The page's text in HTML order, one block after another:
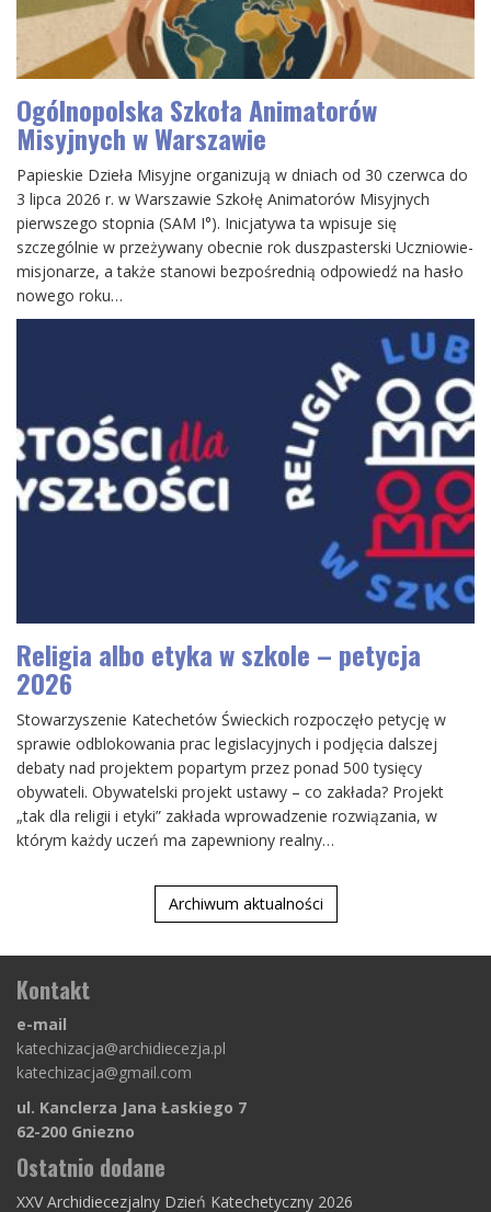
Ogólnopolska Szkoła Animatorów
Misyjnych w Warszawie
Papieskie Dzieła Misyjne organizują w dniach od 30 czerwca do
3 lipca 2026 r. w Warszawie Szkołę Animatorów Misyjnych
pierwszego stopnia (SAM I°). Inicjatywa ta wpisuje się
szczególnie w przeżywany obecnie rok duszpasterski Uczniowie-
misjonarze, a także stanowi bezpośrednią odpowiedź na hasło
nowego roku…
Religia albo etyka w szkole – petycja
2026
Stowarzyszenie Katechetów Świeckich rozpoczęło petycję w
sprawie odblokowania prac legislacyjnych i podjęcia dalszej
debaty nad projektem popartym przez ponad 500 tysięcy
obywateli. Obywatelski projekt ustawy – co zakłada? Projekt
„tak dla religii i etyki” zakłada wprowadzenie rozwiązania, w
którym każdy uczeń ma zapewniony realny…
Archiwum aktualności
Kontakt
e-mail
katechizacja@archidiecezja.pl
katechizacja@gmail.com
ul. Kanclerza Jana Łaskiego 7
62-200 Gniezno
Ostatnio dodane
XXV Archidiecezjalny Dzień Katechetyczny 2026